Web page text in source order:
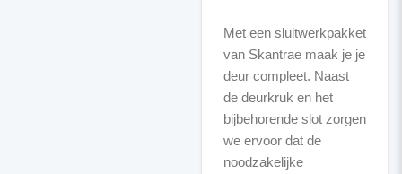
Met een sluitwerkpakket
van Skantrae maak je je
deur compleet. Naast
de deurkruk en het
bijbehorende slot zorgen
we ervoor dat de
noodzakelijke